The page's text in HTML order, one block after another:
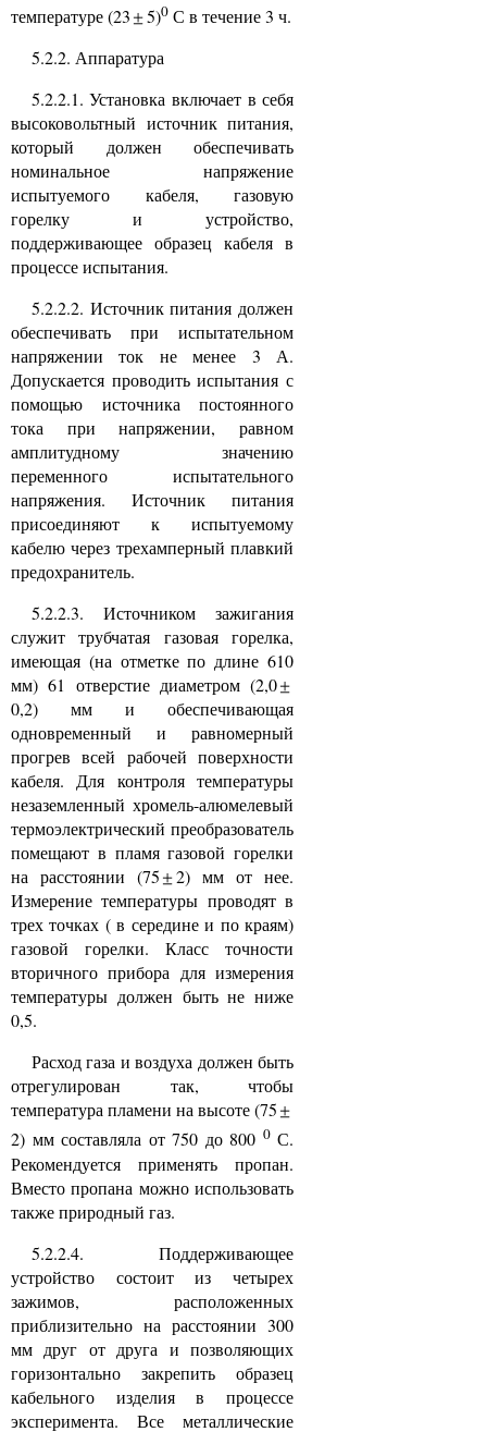
температуре (23
5)0 С в течение 3 ч.
5.2.2. Аппаратура
5.2.2.1. Установка включает в себя
высоковольтный источник питания,
который должен обеспечивать
номинальное напряжение
испытуемого кабеля, газовую
горелку и устройство,
поддерживающее образец кабеля в
процессе испытания.
5.2.2.2. Источник питания должен
обеспечивать при испытательном
напряжении ток не менее 3 А.
Допускается проводить испытания с
помощью источника постоянного
тока при напряжении, равном
амплитудному значению
переменного испытательного
напряжения. Источник питания
присоединяют к испытуемому
кабелю через трехамперный плавкий
предохранитель.
5.2.2.3. Источником зажигания
служит трубчатая газовая горелка,
имеющая (на отметке по длине 610
мм) 61 отверстие диаметром (2,0
0,2) мм и обеспечивающая
одновременный и равномерный
прогрев всей рабочей поверхности
кабеля. Для контроля температуры
незаземленный хромель-алюмелевый
термоэлектрический преобразователь
помещают в пламя газовой горелки
на расстоянии (75
2) мм от нее.
Измерение температуры проводят в
трех точках ( в середине и по краям)
газовой горелки. Класс точности
вторичного прибора для измерения
температуры должен быть не ниже
0,5.
Расход газа и воздуха должен быть
отрегулирован так, чтобы
температура пламени на высоте (75
2) мм составляла от 750 до 800 0С.
Рекомендуется применять пропан.
Вместо пропана можно использовать
также природный газ.
5.2.2.4. Поддерживающее
устройство состоит из четырех
зажимов, расположенных
приблизительно на расстоянии 300
мм друг от друга и позволяющих
горизонтально закрепить образец
кабельного изделия в процессе
эксперимента. Все металлические